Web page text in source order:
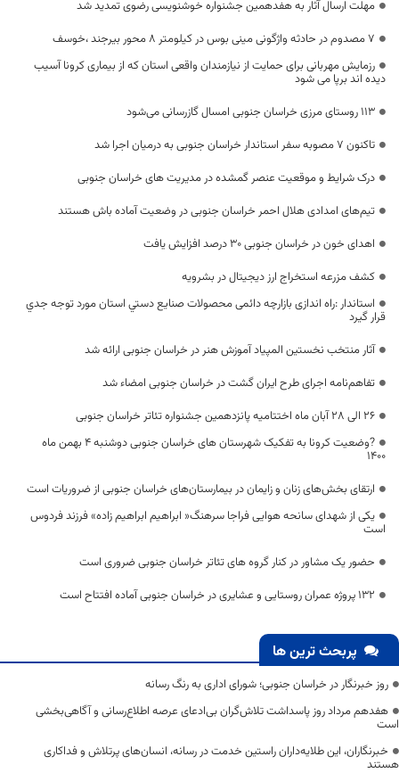
مهلت ارسال آثار به هفدهمین جشنواره خوشنویسی رضوی تمدید شد
۷ مصدوم در حادثه واژگونی مینی بوس در کیلومتر ۸ محور بیرجند ،خوسف
رزمایش مهربانی برای حمایت از نیازمندان واقعی استان که از بیماری کرونا آسیب
دیده اند برپا می شود
۱۱۳ روستای مرزی خراسان جنوبی امسال گازرسانی می‌شود
تاکنون ۷ مصوبه سفر استاندار خراسان جنوبی به درمیان اجرا شد
درک شرایط و موقعیت عنصر گمشده در مدیریت های خراسان جنوبی
تیم‌های امدادی هلال احمر خراسان جنوبی در وضعیت آماده باش هستند
اهدای خون در خراسان جنوبی ۳۰ درصد افزایش یافت
کشف مزرعه استخراج ارز دیجیتال در بشرویه
استاندار :راه اندازی بازارچه دائمی محصولات صنایع دستي استان مورد توجه جدي
قرار گيرد
آثار منتخب نخستین المپیاد آموزش هنر در خراسان جنوبی ارائه شد
تفاهم‌نامه اجرای طرح ایران گشت در خراسان جنوبی امضاء شد
26 الی 28 آبان ماه اختتامیه پانزدهمین جشنواره تئاتر خراسان جنوبی
?وضعیت کرونا به تفکیک شهرستان های خراسان جنوبی دوشنبه 4 بهمن ماه
1400
ارتقای بخش‌های زنان و زایمان در بیمارستان‌های خراسان جنوبی از ضروریات است
یکی از شهدای سانحه هوایی فراجا سرهنگ« ابراهیم ابراهیم زاده» فرزند فردوس
است
حضور یک مشاور در کنار گروه های تئاتر خراسان جنوبی ضروری است
۱۳۲ پروژه عمران روستایی و عشایری در خراسان جنوبی آماده افتتاح است
پربحث ترین ها
روز خبرنگار در خراسان جنوبی؛ شورای اداری به رنگ رسانه
هفدهم مرداد روز پاسداشت تلاش‌گران بی‌ادعای عرصه اطلاع‌رسانی و آگاهی‌بخشی
است
خبرنگاران، این طلایه‌داران راستین خدمت در رسانه، انسان‌های پرتلاش و فداکاری
هستند